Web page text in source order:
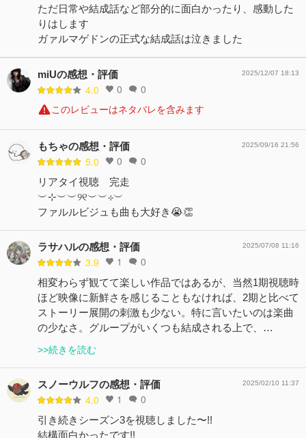
ただ日常や結成話など部分的に面白かったり、感動した
りはします
ガァルマゲドンの正式な結成話は泣きました
miUの感想・評価
4.0 0 0
2025/12/07 18:13
このレビューはネタバレを含みます
もちゃの感想・評価
5.0 0 0
2025/09/16 21:56
リアタイ視聴 完走
︶⊹︶︶୨୧︶︶⊹︶
ファルルビジュも曲も大好き😭👏
ラサハルの感想・評価
3.9 1 0
2025/07/08 11:16
相変わらず観てて楽しい作品ではあるが、当然1期視聴時
ほど映像に新鮮さを感じることもなければ、2期と比べて
ストーリー展開の刺激も少ない。特に言いたいのは楽曲
の少なさ。グループがいくつも結成される上で、…
>>続きを読む
スノーウルフの感想・評価
4.0 1 0
2025/02/10 11:37
引き続きシーズン3を視聴しました〜!!
結構面白かったです!!